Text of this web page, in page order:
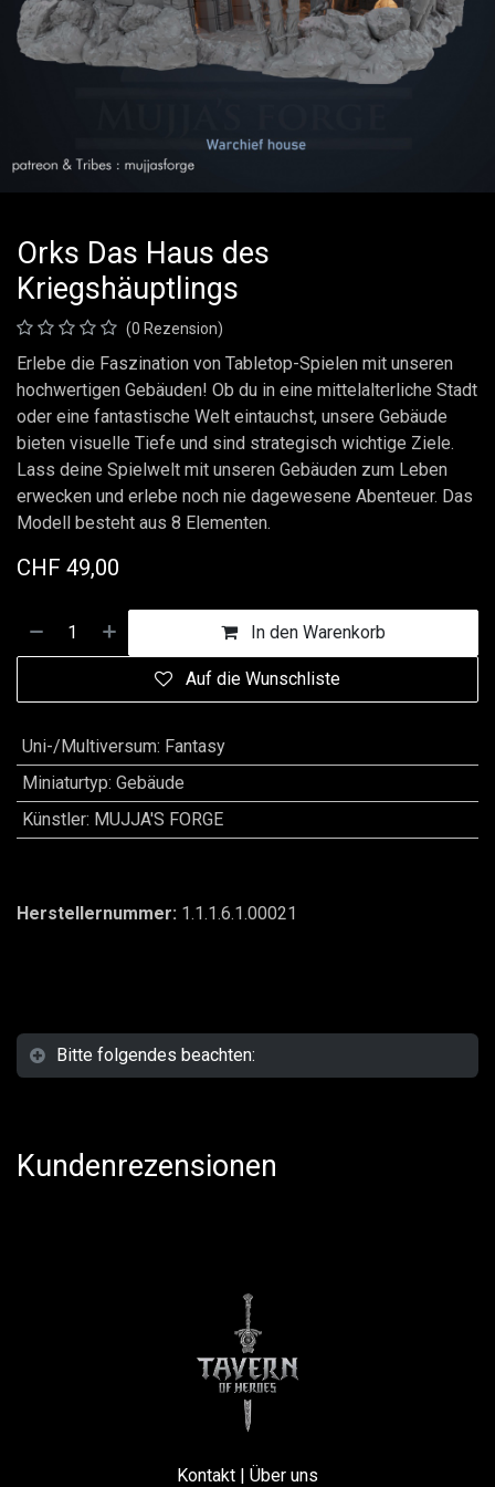
Orks Das Haus des
Kriegshäuptlings
(0 Rezension)
Erlebe die Faszination von Tabletop-Spielen mit unseren
hochwertigen Gebäuden! Ob du in eine mittelalterliche Stadt
oder eine fantastische Welt eintauchst, unsere Gebäude
bieten visuelle Tiefe und sind strategisch wichtige Ziele.
Lass deine Spielwelt mit unseren Gebäuden zum Leben
erwecken und erlebe noch nie dagewesene Abenteuer. Das
Modell besteht aus 8 Elementen.
CHF 49,00
In den Warenkorb
Auf die Wunschliste
Uni-/Multiversum: Fantasy
Miniaturtyp: Gebäude
Künstler: MUJJA'S FORGE
Herstellernummer: 1.1.1.6.1.00021
Bitte folgendes beachten:
Kundenrezensionen
Kontakt Über uns